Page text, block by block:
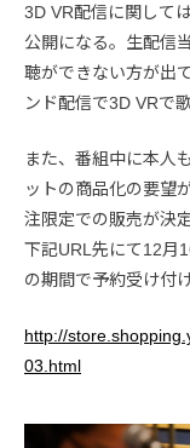
3D VR配信に関して
公開になる。生配信
聴ができない方が出
ンド配信で3D VRで
また、番組中に本人
ットの商品化の要望
注限定での販売が決
下記URL先にて12月
の期間で予約受け付
http://
03.html